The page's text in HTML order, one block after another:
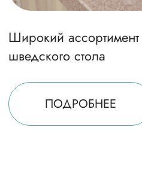
Закрытые площадки в